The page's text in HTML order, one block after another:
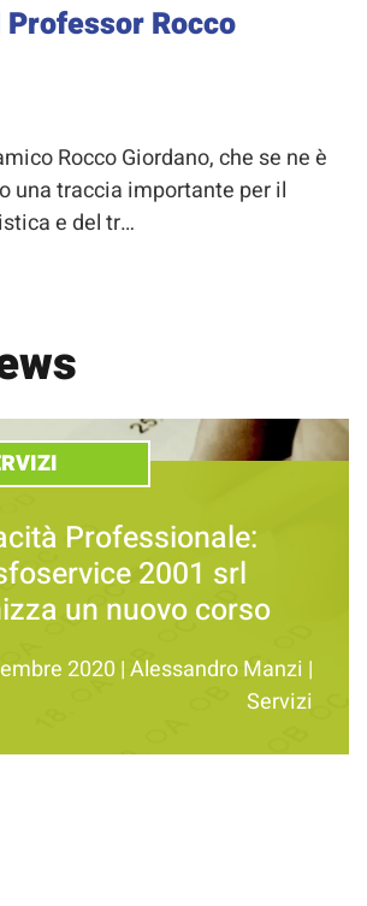
Rocco
Rocco Giordano, che se ne è
una traccia importante per il
e del tr…
Professionale:
2001 srl
un nuovo corso
2020 |Alessandro Manzi |
Servizi